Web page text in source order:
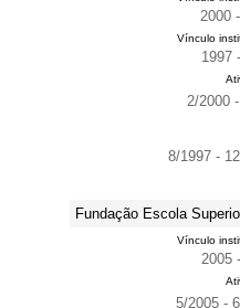
2000
Vínculo
1997
2/2000
8/1997 -
Fundação Escola
Vínculo
2005
5/2005 -